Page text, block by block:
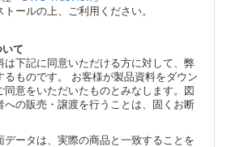
ールの上、ご利用ください。
て
は下記に同意いただける方に対して、弊
るものです。 お客様が製品資料をダウン
同意をいただいたものとみなします。図
への販売・譲渡を行うことは、固くお断
データは、実際の商品と一致することを